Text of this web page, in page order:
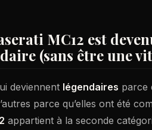
MC12 est
(sans être une
deviennent légendaires parce
parce qu’elles ont été
appartient à la seconde